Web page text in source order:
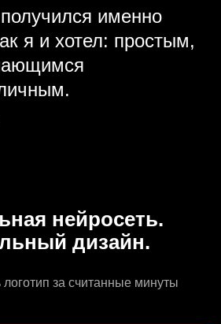
именно
я и хотел: простым,
нейросеть.
дизайн.
за считанные минуты